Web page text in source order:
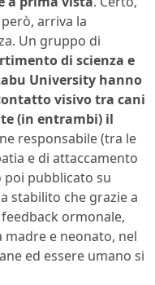
arriva la
Un gruppo di
di scienza e
University hanno
visivo tra cani
(in entrambi) il
responsabile (tra le
e di attaccamento
poi pubblicato su
stabilito che grazie a
ormonale,
e neonato, nel
ed essere umano si